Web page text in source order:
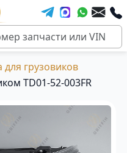
для грузовиков
TD01-52-003FR